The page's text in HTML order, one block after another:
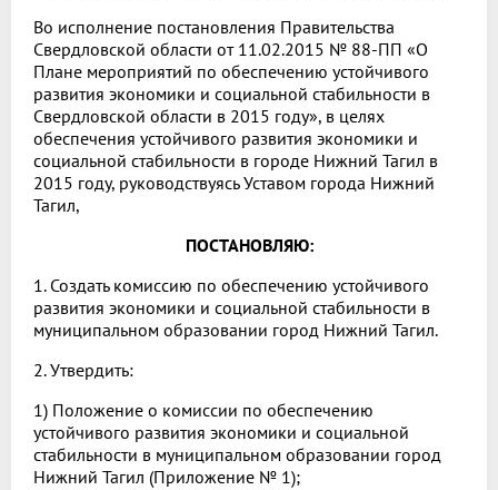
Во исполнение постановления Правительства
Свердловской области от 11.02.2015 № 88-ПП «О
Плане мероприятий по обеспечению устойчивого
развития экономики и социальной стабильности в
Свердловской области в 2015 году», в целях
обеспечения устойчивого развития экономики и
социальной стабильности в городе Нижний Тагил в
2015 году, руководствуясь Уставом города Нижний
Тагил,
ПОСТАНОВЛЯЮ:
1. Создать комиссию по обеспечению устойчивого
развития экономики и социальной стабильности в
муниципальном образовании город Нижний Тагил.
2. Утвердить:
1) Положение о комиссии по обеспечению
устойчивого развития экономики и социальной
стабильности в муниципальном образовании город
Нижний Тагил (Приложение № 1);